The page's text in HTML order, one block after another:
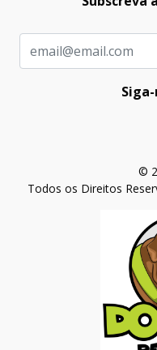
©
Todos os Direitos